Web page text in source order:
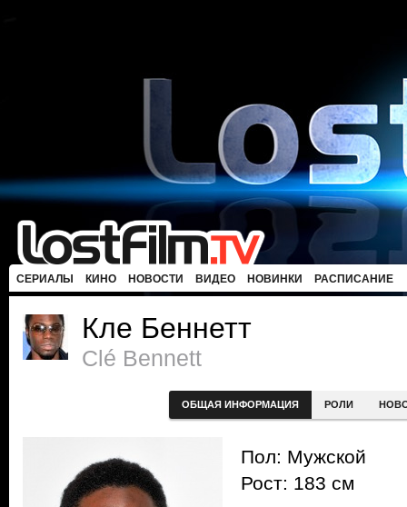
СЕРИАЛЫ КИНО НОВОСТИ ВИДЕО НОВИНКИ РАСПИСАНИЕ
Кле Беннетт
Clé Bennett
ОБЩАЯ ИНФОРМАЦИЯ РОЛИ
Пол: Мужской
Рост: 183 см